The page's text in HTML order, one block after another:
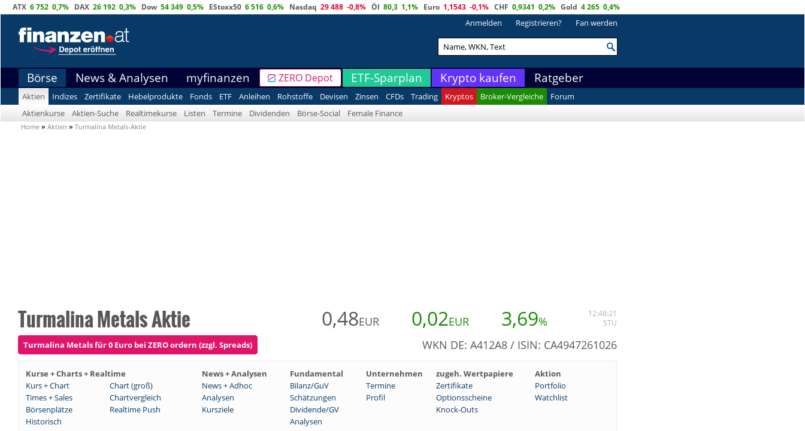
ATX 6 752 0,7% DAX 26 192 0,3% Dow 54 349 0,5% EStoxx50 6 516 0,6% Nasdaq 29 488 -0,8% Öl 80,3 1,1% Euro 1,1543 -0,1% CHF 0,9341 0,2% Gold 4 265 0,4%
Anmelden Registrieren? Fan werden
Börse News & Analysen myfinanzen ZERO Depot ETF-Sparplan Krypto kaufen Ratgeber
Aktien Indizes Zertifikate Hebelprodukte Fonds ETF Anleihen Rohstoffe Devisen Zinsen CFDs Trading Kryptos Broker-Vergleiche
Forum
Aktienkurse
Aktien-Suche Realtimekurse Listen Termine Dividenden Börse-Social Female Finance
Home » Aktien » Turmalina Metals-Aktie
Turmalina Metals Aktie 0,48EUR 0,02EUR 3,69%
12:48:21
STU
Turmalina Metals für 0 Euro bei ZERO ordern (zzgl. Spreads) WKN DE: A412A8 / ISIN: CA4947261026
Kurse + Charts + Realtime News + Analysen Fundamental Unternehmen zugeh. Wertpapiere
Aktion
Kurs + Chart
Chart (groß) News + Adhoc Bilanz/GuV Termine Zertifikate
Portfolio
Times + Sales
Chartvergleich Analysen Schätzungen Profil Optionsscheine
Watchlist
Börsenplätze
Realtime Push Kursziele Dividende/GV
Knock-Outs
Historisch
Analysen